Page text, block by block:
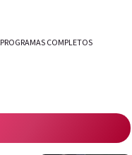
PROGRAMAS COMPLETOS